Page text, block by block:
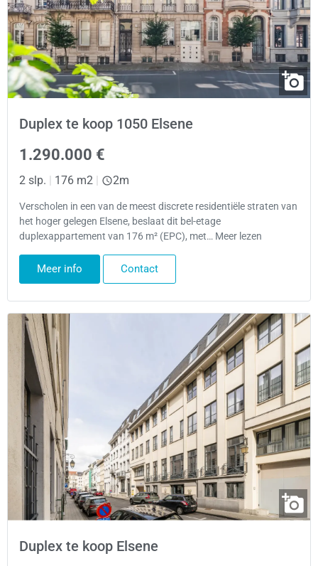
Duplex te koop 1050 Elsene
1.290.000 €
2 slp. | 176 m2 | 2m
Verscholen in een van de meest discrete residentiële straten van
het hoger gelegen Elsene, beslaat dit bel-etage
duplexappartement van 176 m² (EPC), met… Meer lezen
Meer info Contact
Duplex te koop Elsene